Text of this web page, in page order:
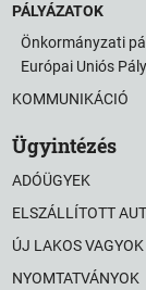
PÁLYÁZATOK
Önkormányzati
Európai Uniós
KOMMUNIKÁCIÓ
Ügyintézés
ADÓÜGYEK
ELSZÁLLÍTOTT
ÚJ LAKOS VAGYOK
NYOMTATVÁNYOK